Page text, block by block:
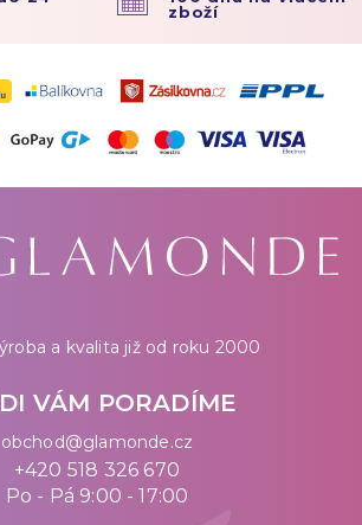
zboží
a kvalita již od roku 2000
VÁM PORADÍME
obchod@glamonde.cz
+420 518 326 670
Po - Pá 9:00 - 17:00